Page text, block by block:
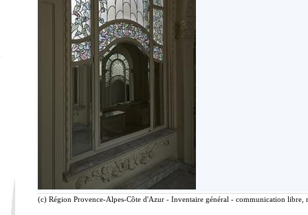
(c) Région Provence-Alpes-Côte d'Azur - Inventaire général - communication libre,